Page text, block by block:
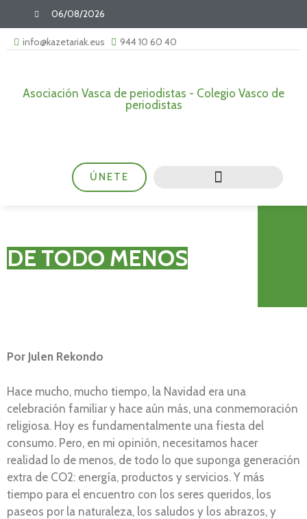
06/08/2026
info@kazetariak.eus 944 10 60 40
Asociación Vasca de periodistas - Colegio Vasco de
periodistas
ÚNETE
DE TODO MENOS
Por Julen Rekondo
Hace mucho, mucho tiempo, la Navidad era una
celebración familiar y hace aún más, una conmemoración
religiosa. Hoy es fundamentalmente una fiesta del
consumo. Pero, en mi opinión, necesitamos hacer
realidad lo de menos, de todo lo que suponga generación
extra de CO2: energía, productos y servicios. Y más
tiempo para el encuentro con los seres queridos, los
paseos por la naturaleza, los saludos y los abrazos, y